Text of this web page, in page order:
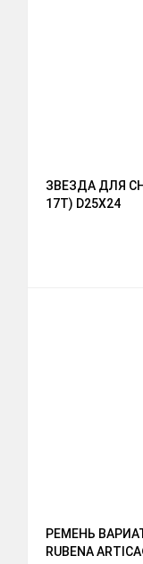
ЗВЕЗДА ДЛЯ
17T) D25X24
РЕМЕНЬ
RUBENA